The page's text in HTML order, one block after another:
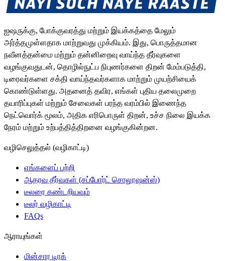
ஐஷருக்கு, போக்குவரத்து மற்றும் இயக்கத்தை மேலும்
அர்த்தமுள்ளதாக மாற்றுவது முக்கியம். இது, பொருத்தமான
நவீனத்தன்மை மற்றும் தன்னிறைவு வாய்ந்த தீர்வுகளை
வழங்குவதுடன், தொழில்நுட்ப நிபுணர்களை திறன் மேம்படுத்தி,
டிரைவர்களை சக்தி வாய்ந்தவர்களாக மாற்றும் முயற்சியைக்
கொண்டுள்ளது. அதனைத் தவிர, எங்கள் புதிய தலைமுறை
தயாரிப்புகள் மற்றும் சேவைகள் பரந்த வரம்பில் இணைந்த
நெட்வொர்க் மூலம், அதிக எரிபொருள் திறன், உச்ச நிலை இயக்க
நேரம் மற்றும் உற்பத்தித்திறனை வழங்குகின்றன.
வழிசெலுத்தல் (வழிகாட்டி)
எங்களைப் பற்றி
ஆதரவு தீர்வுகள் (சப்போர்ட் சொலூஷன்ஸ்)
டீலரை கண்டறியவும்
டீலர் வழிகாட்டி
FAQs
ஆராயுங்கள்
மின்சார டிரக்